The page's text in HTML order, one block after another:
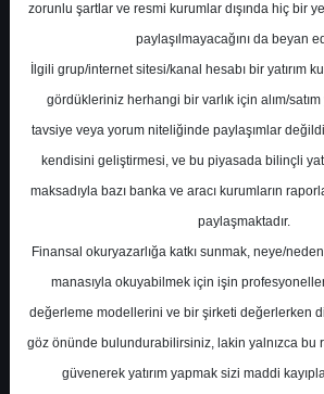
En Yüksek Tahmin
Ortalama Fiyat Tahmini
Ortalama Getiri Potansiyeli
Kurum Sayısı
18
zorunlu şartlar ve resmi kurumlar dışında hiç bir
paylaşılmayacağını da beyan
İlgili grup/internet sitesi/kanal hesabı bir yatırım
gördükleriniz herhangi bir varlık için alım/
tavsiye veya yorum niteliğinde paylaşımlar
kendisini geliştirmesi, ve bu piyasada bilinçli
maksadıyla bazı banka ve aracı kurumların
paylaşmaktadır.
Finansal okuryazarlığa katkı sunmak, neye/neden
manasıyla okuyabilmek için işin
değerleme modellerini ve bir şirketi değerlerken
göz önünde bulundurabilirsiniz, lakin yalnızca bu
güvenerek yatırım yapmak sizi maddi